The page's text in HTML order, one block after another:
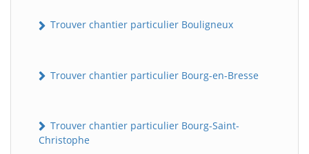
Trouver chantier particulier Bouligneux
Trouver chantier particulier Bourg-en-Bresse
Trouver chantier particulier Bourg-Saint-
Christophe